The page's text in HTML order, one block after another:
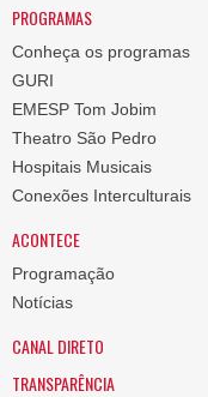
PROGRAMAS
Conheça os programas
GURI
EMESP Tom Jobim
Theatro São Pedro
Hospitais Musicais
Conexões Interculturais
ACONTECE
Programação
Notícias
CANAL DIRETO
TRANSPARÊNCIA